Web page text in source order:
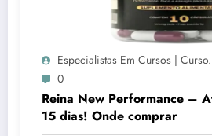
Especialistas Em Cursos |
0
Reina New Performance –
15 dias! Onde comprar